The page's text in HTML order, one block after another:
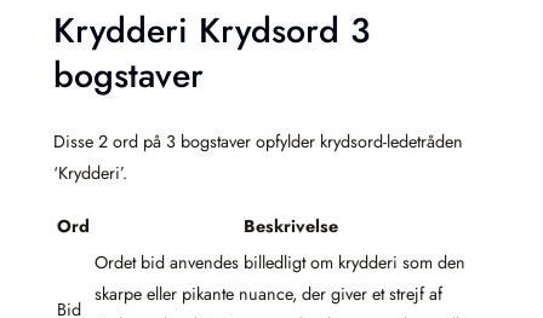
Krydderi Krydsord 3
bogstaver
Disse 2 ord på 3 bogstaver opfylder krydsord-ledetråden
‘Krydderi’.
Ord Beskrivelse
Bid
Ordet bid anvendes billedligt om krydderi som den
skarpe eller pikante nuance, der giver et strejf af